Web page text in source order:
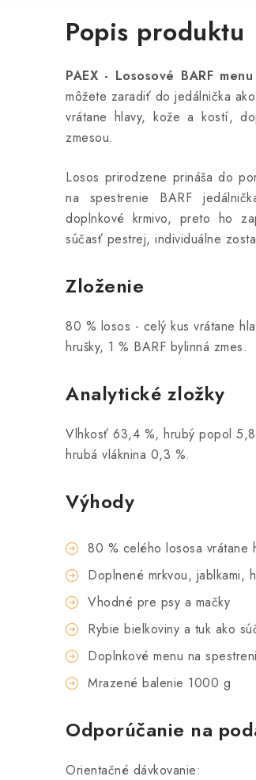
Popis produktu
PAEX - Lososové BARF menu
môžete zaradiť do jedálnička
vrátane hlavy, kože a kostí,
zmesou.
Losos prirodzene prináša do
na spestrenie BARF
doplnkové krmivo, preto ho
súčasť pestrej, individuálne
Zloženie
80 % losos - celý kus vrátane
hrušky, 1 % BARF bylinná zmes.
Analytické zložky
Vlhkosť 63,4 %, hrubý popol
hrubá vláknina 0,3 %.
Výhody
80 % celého lososa vrátane
Doplnené mrkvou, jablkami,
Vhodné pre psy a mačky
Rybie bielkoviny a tuk ako
Doplnkové menu na
Mrazené balenie 1000 g
Odporúčanie na
Orientačné dávkovanie: